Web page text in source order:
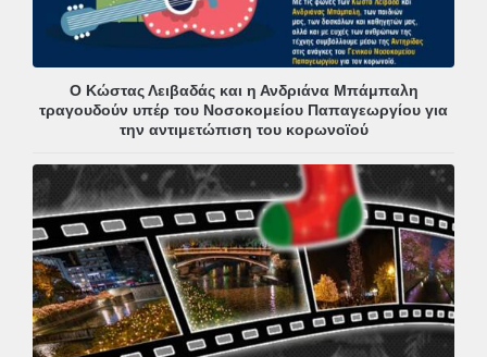
Ο Κώστας Λειβαδάς και η Ανδριάνα Μπάμπαλη
τραγουδούν υπέρ του Νοσοκομείου Παπαγεωργίου για
την αντιμετώπιση του κορωνοϊού